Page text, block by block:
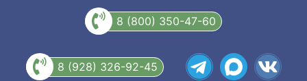
8 (800) 350-47-60
8 (928) 326-92-45